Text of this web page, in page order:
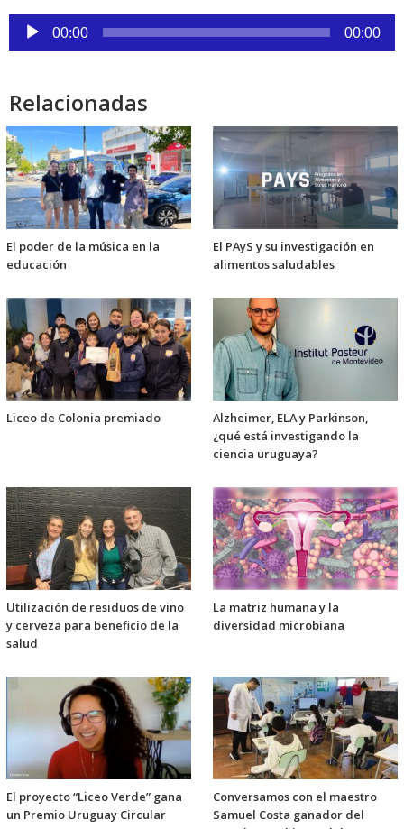
Reproductor
de
00:00 00:00
Relacionadas
El poder de la música en la
educación
El PAyS y su investigación en
alimentos saludables
Liceo de Colonia premiado
Alzheimer, ELA y Parkinson,
¿qué está investigando la
ciencia uruguaya?
Utilización de residuos de vino
y cerveza para beneficio de la
salud
La matriz humana y la
diversidad microbiana
El proyecto “Liceo Verde” gana
un Premio Uruguay Circular
Conversamos con el maestro
Samuel Costa ganador del